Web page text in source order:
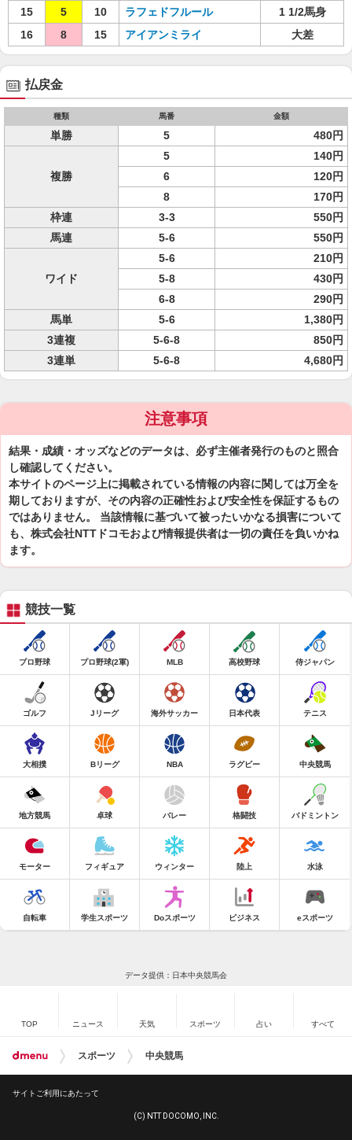
15
5 10 ラフェドフルール
1 1/2馬身
16
8 15 アイアンミライ 大差
払戻金
種類 馬番 金額
単勝 5 480円
複勝
5
140円
6
120円
8
170円
枠連
3-3
550円
馬連
5-6 550円
ワイド
5-6
210円
5-8
430円
6-8
290円
馬単
5-6
1,380円
3連複
5-6-8
850円
3連単
5-6-8 4,680円
注意事項
結果・成績・オッズなどのデータは、必ず主催者発行のものと照合
し確認してください。
本サイトのページ上に掲載されている情報の内容に関しては万全を
期しておりますが、その内容の正確性および安全性を保証するもの
ではありません。 当該情報に基づいて被ったいかなる損害について
も、株式会社NTTドコモおよび情報提供者は一切の責任を負いかね
ます。
競技一覧
プロ野球 プロ野球(2軍) MLB 高校野球 侍ジャパン
ゴルフ Jリーグ 海外サッカー 日本代表 テニス
大相撲 Bリーグ NBA ラグビー 中央競馬
地方競馬 卓球 バレー 格闘技 バドミントン
モーター フィギュア ウィンター 陸上 水泳
自転車 学生スポーツ Doスポーツ ビジネス eスポーツ
データ提供：日本中央競馬会
TOP ニュース 天気 スポーツ 占い すべて
スポーツ 中央競馬
サイトご利用にあたって
(C) NTT DOCOMO, INC.